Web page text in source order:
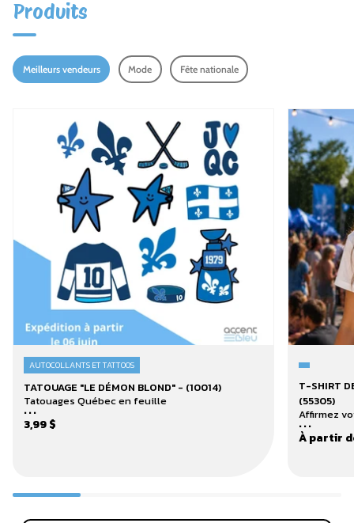
Produits
Meilleurs vendeurs Mode Fête nationale
AUTOCOLLANTS ET TATTOOS
"Le
Démon
Blond"
TATOUAGE "LE DÉMON BLOND" - (10014)
Tatouages Québec en feuille
...
3,99 $
shirt
de
base
–
T-SHIRT
(55305)
Affirmez
...
À partir